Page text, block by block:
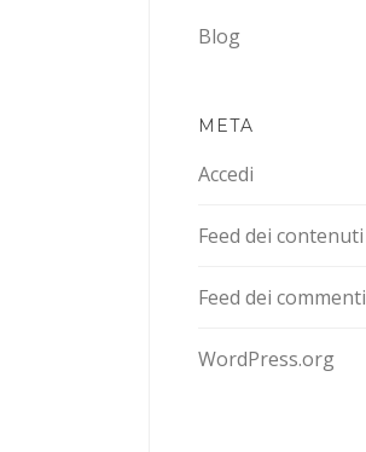
Blog
META
Accedi
Feed dei contenuti
Feed dei commenti
WordPress.org